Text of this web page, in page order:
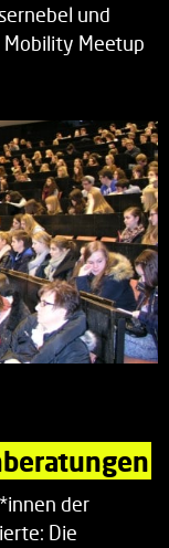
und
Mobility Meetup
der
Die